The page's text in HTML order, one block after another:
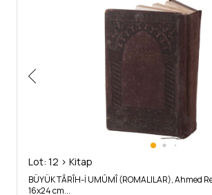
Lot: 12 > Kitap
BÜYÜK TÂRÎH-İ UMÛMÎ (ROMALILAR), Ahmed
16x24 cm...